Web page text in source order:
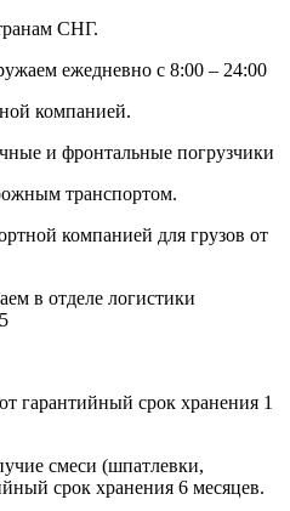
СНГ.
ежедневно с 8:00 – 24:00
компанией.
и фронтальные погрузчики
транспортом.
компанией для грузов от
в отделе логистики
срок хранения 1
смеси (шпатлевки,
срок хранения 6 месяцев.